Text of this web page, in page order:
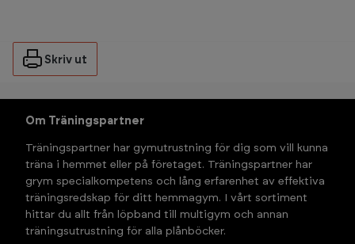
Skriv ut
Om Träningspartner
Träningspartner har gymutrustning för dig som vill kunna
träna i hemmet eller på företaget. Träningspartner har
grym specialkompetens och lång erfarenhet av effektiva
träningsredskap för ditt hemmagym. I vårt sortiment
hittar du allt från löpband till multigym och annan
träningsutrustning för alla plånböcker.